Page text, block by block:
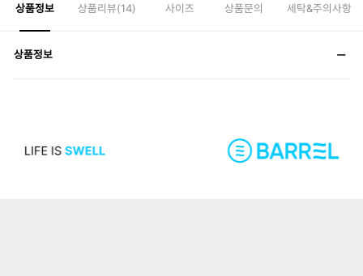
상품정보 상품리뷰(14) 사이즈 상품문의 세탁&주의사항
상품정보